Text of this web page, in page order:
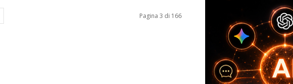
Pagina 3 di 166